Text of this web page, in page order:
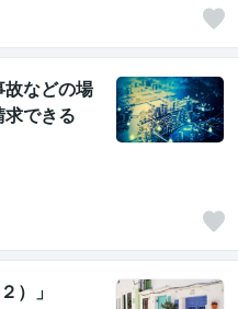
などの場
できる
）」